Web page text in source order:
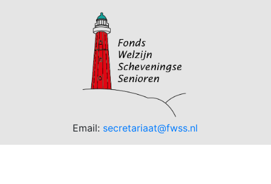
Email: secretariaat@fwss.nl